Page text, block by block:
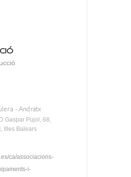
- Andratx
Gaspar Pujol, 68,
Illes Balears
ca/associacions-
i-